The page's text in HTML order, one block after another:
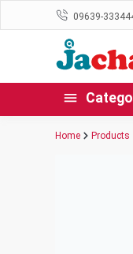
09639-
Home Products